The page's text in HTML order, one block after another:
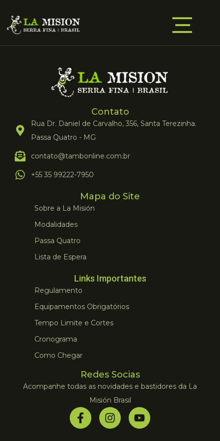
Contato
Rua Dr. Daniel de Carvalho, 356, Santa Terezinha.
Passa Quatro - MG
contato@tambonline.com.br
+55 35 99222-7950
Mapa do Site
Sobre a La Misión
Modalidades
Passa Quatro
Lista de Espera
Links Importantes
Regulamento
Equipamentos Obrigatórios
Tempo Limite e Cortes
Cronograma
Como Chegar
Redes Socias
Acompanhe todas as novidades e bastidores da La
Misión Brasil